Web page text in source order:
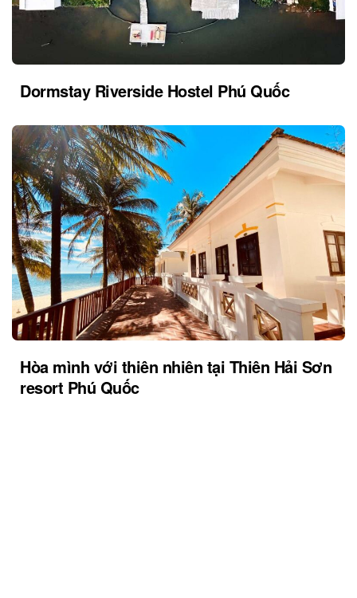
Dormstay Riverside Hostel Phú Quốc
Hòa mình với thiên nhiên tại Thiên Hải Sơn
resort Phú Quốc